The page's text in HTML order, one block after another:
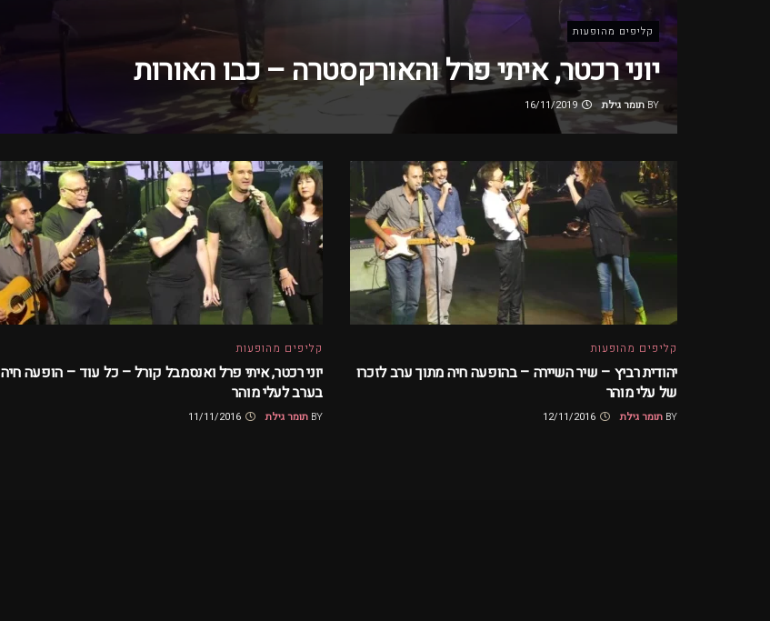
קליפים מהופעות
יוני רכטר, איתי פרל והאורקסטרה – כבו האורות
BYתומר גילת 16/11/2019
קליפים מהופעות
יהודית רביץ – שיר השיירה – בהופעה חיה מתוך ערב לזכרו
של עלי מוהר
BY תומר גילת
קליפים מהופעות
יוני רכטר, איתי פרל ואנסמבל קורל – כל עוד – הופעה חיה
בערב לעלי מוהר
BY תומר גילת